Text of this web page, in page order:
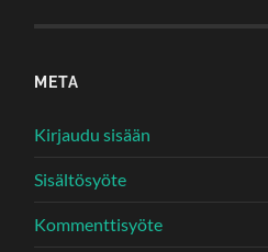
META
Kirjaudu sisään
Sisältösyöte
Kommenttisyöte